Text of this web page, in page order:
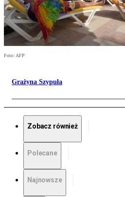
Foto: AFP
Grażyna Szypuła
Zobacz również
Polecane
Najnowsze